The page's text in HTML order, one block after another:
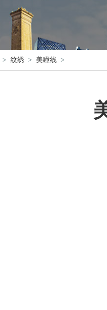
> 纹绣 > 美瞳线 >